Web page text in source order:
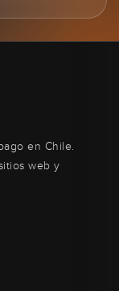
en Chile.
web y